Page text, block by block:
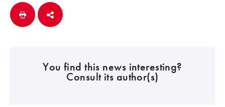
You find this news interesting?
Consult its author(s)